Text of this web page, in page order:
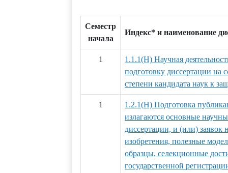
Семестр
начала
Индекс* и наименование
1
1.1.1(Н) Научная
подготовку диссертации на
степени кандидата наук к
1
1.2.1(Н) Подготовка
излагаются основные
диссертации, и (или) заявок
изобретения, полезные
образцы, селекционные
государственной